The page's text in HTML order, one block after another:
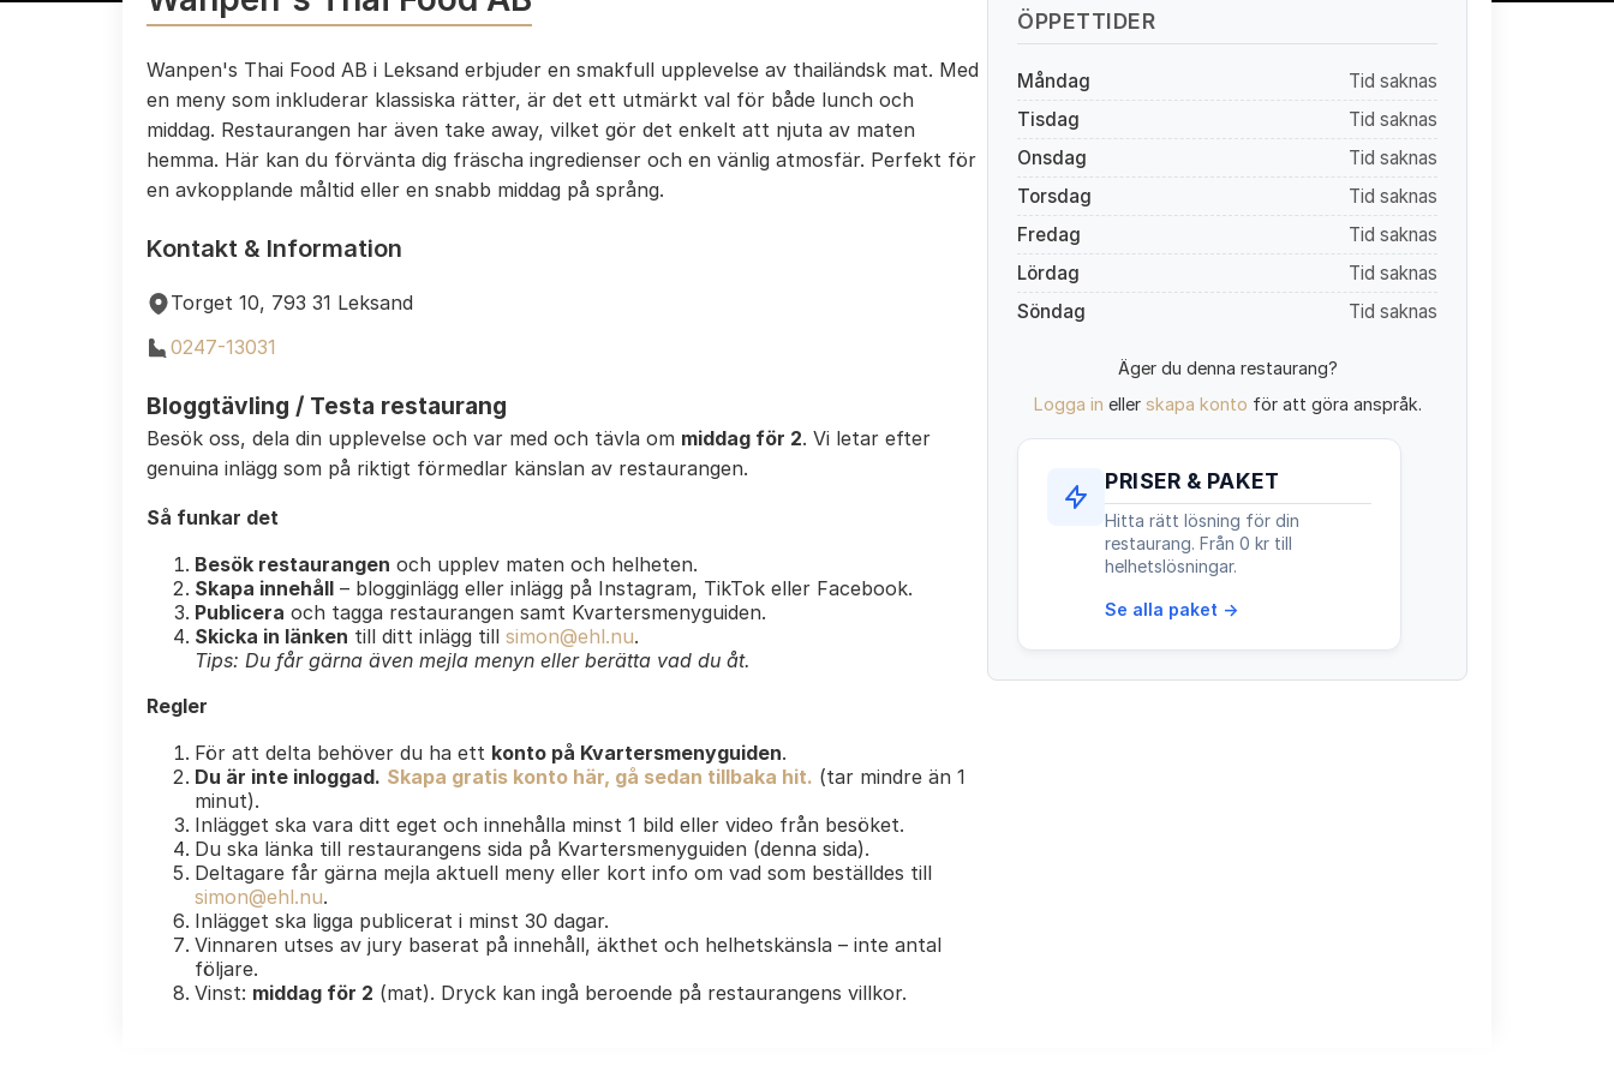
Wanpen's Thai Food AB i Leksand erbjuder en smakfull upplevelse av thailändsk mat. Med
en meny som inkluderar klassiska rätter, är det ett utmärkt val för både lunch och
middag. Restaurangen har även take away, vilket gör det enkelt att njuta av maten
hemma. Här kan du förvänta dig fräscha ingredienser och en vänlig atmosfär. Perfekt för
en avkopplande måltid eller en snabb middag på språng.
Kontakt & Information
Torget 10, 793 31 Leksand
0247-13031
Bloggtävling / Testa restaurang
Besök oss, dela din upplevelse och var med och tävla om middag för 2. Vi letar efter
genuina inlägg som på riktigt förmedlar känslan av restaurangen.
Så funkar det
Besök restaurangen och upplev maten och helheten.
Skapa innehåll – blogginlägg eller inlägg på Instagram, TikTok eller Facebook.
Publicera och tagga restaurangen samt Kvartersmenyguiden.
Skicka in länken till ditt inlägg till simon@ehl.nu.
Tips: Du får gärna även mejla menyn eller berätta vad du åt.
Regler
För att delta behöver du ha ett konto på Kvartersmenyguiden.
Du är inte inloggad. Skapa gratis konto här, gå sedan tillbaka hit. (tar mindre än 1
minut).
Inlägget ska vara ditt eget och innehålla minst 1 bild eller video från besöket.
Du ska länka till restaurangens sida på Kvartersmenyguiden (denna sida).
Deltagare får gärna mejla aktuell meny eller kort info om vad som beställdes till
simon@ehl.nu.
Inlägget ska ligga publicerat i minst 30 dagar.
Vinnaren utses av jury baserat på innehåll, äkthet och helhetskänsla – inte antal
följare.
Vinst: middag för 2 (mat). Dryck kan ingå beroende på restaurangens villkor.
ÖPPETTIDER
Måndag
Tid saknas
Tisdag
Tid saknas
Onsdag
Tid saknas
Torsdag
Tid saknas
Fredag
Tid saknas
Lördag
Tid saknas
Söndag
Tid saknas
Äger du denna restaurang?
Logga in eller skapa konto för att göra anspråk.
PRISER & PAKET
Hitta rätt lösning för din
restaurang. Från 0 kr till
helhetslösningar.
Se alla paket →